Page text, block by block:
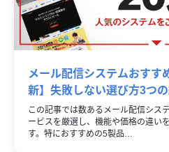
メール配信システムおすす
新】失敗しない選び方3つ
この記事では数あるメール配信シス
ービスを厳選し、機能や価格の違い
す。特におすすめの5製品…